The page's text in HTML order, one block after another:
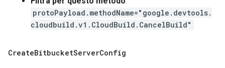
protoPayload.methodName="google.devtools.
cloudbuild.v1.CloudBuild.CancelBuild"
CreateBitbucketServerConfig